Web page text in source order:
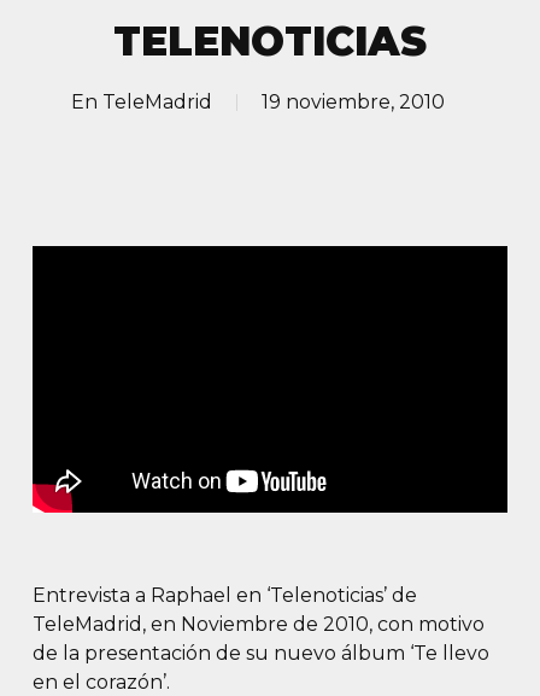
TELENOTICIAS
En TeleMadrid 19 noviembre, 2010
Entrevista a Raphael en ‘Telenoticias’ de
TeleMadrid, en Noviembre de 2010, con motivo
de la presentación de su nuevo álbum ‘Te llevo
en el corazón’.